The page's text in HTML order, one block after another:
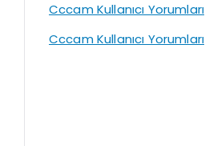
Cccam Kullanıcı Yorumları
Cccam Kullanıcı Yorumları